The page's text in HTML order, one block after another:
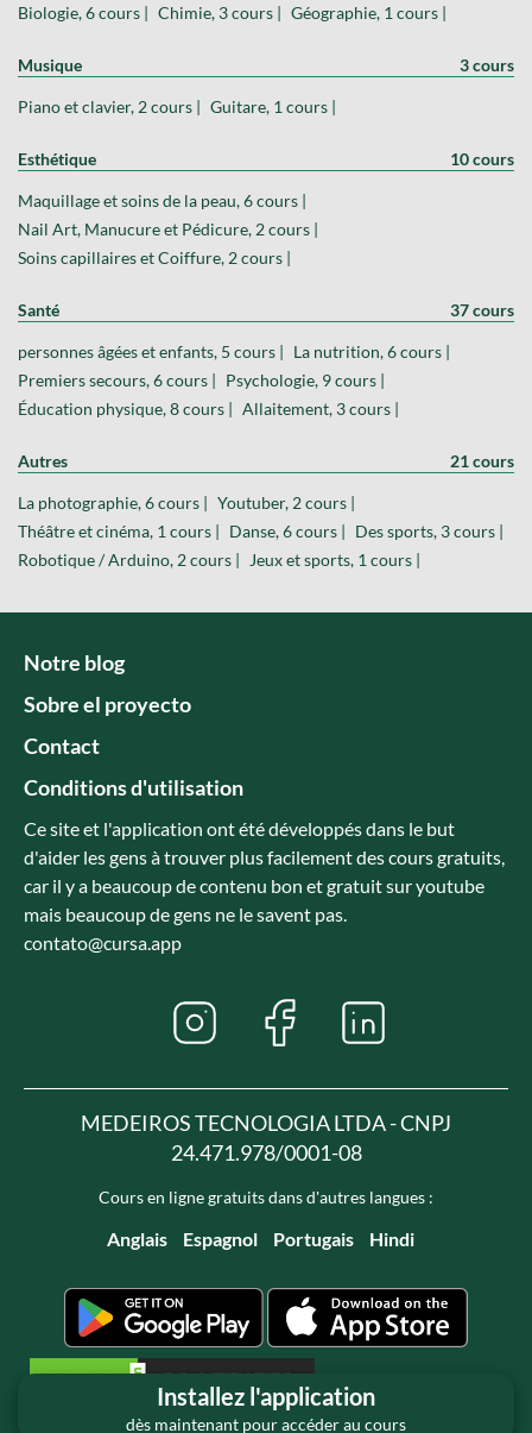
Installez l'application
dès maintenant pour accéder au cours
Biologie, 6 cours | Chimie, 3 cours | Géographie, 1 cours |
Musique 3 cours
Piano et clavier, 2 cours | Guitare, 1 cours |
Esthétique 10 cours
Maquillage et soins de la peau, 6 cours |
Nail Art, Manucure et Pédicure, 2 cours |
Soins capillaires et Coiffure, 2 cours |
Santé 37 cours
personnes âgées et enfants, 5 cours | La nutrition, 6 cours |
Premiers secours, 6 cours | Psychologie, 9 cours |
Éducation physique, 8 cours | Allaitement, 3 cours |
Autres 21 cours
La photographie, 6 cours | Youtuber, 2 cours |
Théâtre et cinéma, 1 cours | Danse, 6 cours | Des sports, 3 cours |
Robotique / Arduino, 2 cours |
Jeux et sports, 1 cours |
Notre blog
Sobre el proyecto
Contact
Conditions d'utilisation
Ce site et l'application ont été développés dans le but
d'aider les gens à trouver plus facilement des cours gratuits,
car il y a beaucoup de contenu bon et gratuit sur youtube
mais beaucoup de gens ne le savent pas.
contato@cursa.app
MEDEIROS TECNOLOGIA LTDA - CNPJ
24.471.978/0001-08
Cours en ligne gratuits dans d'autres langues :
Anglais Espagnol Portugais Hindi